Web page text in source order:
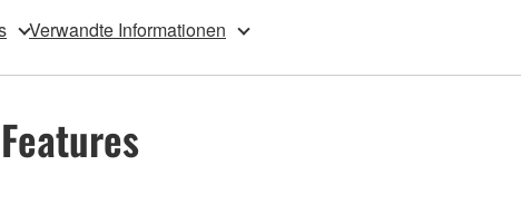
Verwandte Informationen
Features